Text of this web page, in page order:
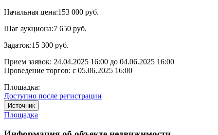
Начальная цена:153 000 руб.
Шаг аукциона:7 650 руб.
Задаток:15 300 руб.
Прием заявок: 24.04.2025 16:00 до 04.06.2025 16:00
Проведение торгов: с 05.06.2025 16:00
Площадка:
Доступно после регистрации
Источник
Площадка